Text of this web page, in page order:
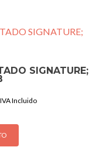
SIGNATURE;
IVA Incluido